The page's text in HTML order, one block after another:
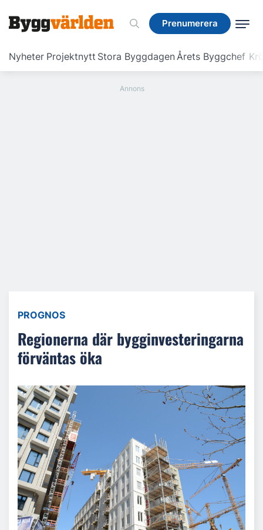
Prenumerera
Nyheter Projektnytt Stora ByggdagenÅrets Byggchef
Prenumerera
PROGNOS
Regionerna där bygginvesteringarna
förväntas öka